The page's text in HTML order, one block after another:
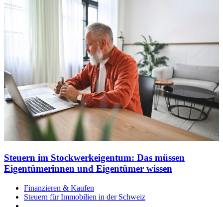
Steuern im Stockwerkeigentum: Das müssen
Eigentümerinnen und Eigentümer wissen
Finanzieren & Kaufen
Steuern für Immobilien in der Schweiz